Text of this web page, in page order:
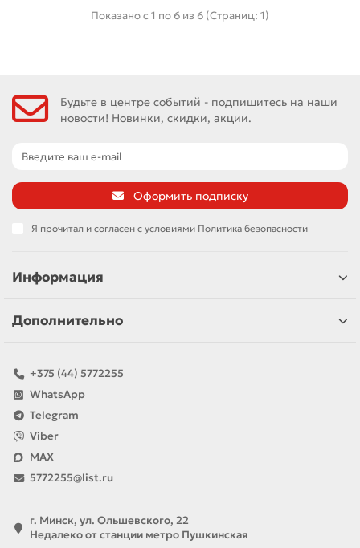
Показано с 1 по 6 из 6 (Страниц: 1)
Будьте в центре событий - подпишитесь на наши
новости! Новинки, скидки, акции.
Оформить подписку
Я прочитал и согласен с условиями Политика безопасности
Информация
Дополнительно
+375 (44) 5772255
WhatsApp
Telegram
Viber
MAX
5772255@list.ru
г. Минск, ул. Ольшевского, 22
Недалеко от станции метро Пушкинская